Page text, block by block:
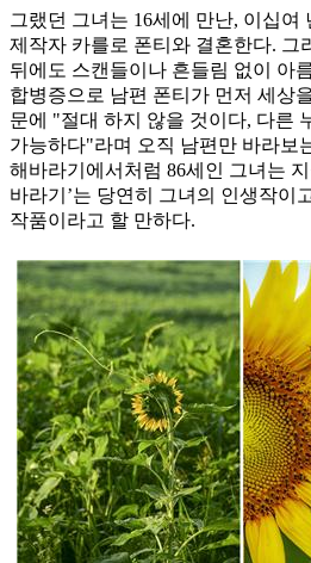
그랬던 그녀는 16세에 만난, 이십여
제작자 카를로 폰티와 결혼한다. 그
뒤에도 스캔들이나 흔들림 없이 아
합병증으로 남편 폰티가 먼저 세상
문에 "절대 하지 않을 것이다, 다른
가능하다"라며 오직 남편만 바라보
해바라기에서처럼 86세인 그녀는
바라기’는 당연히 그녀의 인생작이
작품이라고 할 만하다.